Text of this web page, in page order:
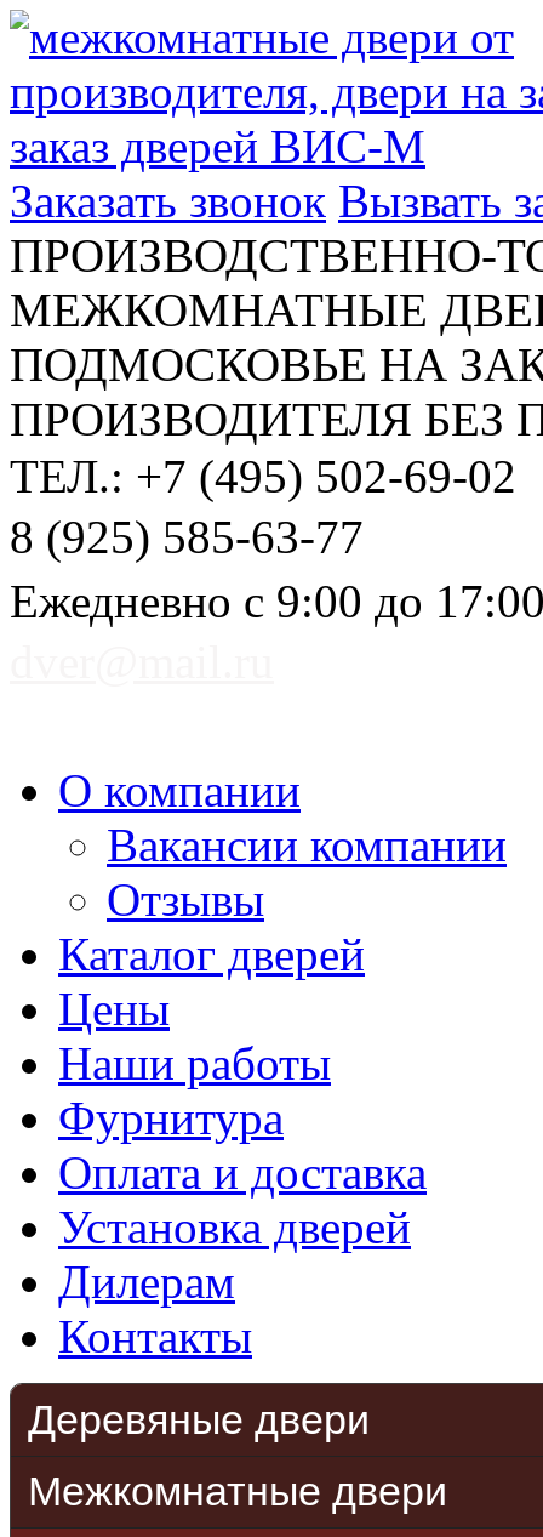
Заказать звонок Вызвать
ПРОИЗВОДСТВЕННО-
МЕЖКОМНАТНЫЕ
ПОДМОСКОВЬЕ НА
ПРОИЗВОДИТЕЛЯ БЕЗ
ТЕЛ.: +7 (495) 502-69-02
8 (925) 585-63-77
Ежедневно с 9:00 до
О компании
Вакансии компании
Отзывы
Каталог дверей
Цены
Наши работы
Фурнитура
Оплата и доставка
Установка дверей
Дилерам
Контакты
Деревяные двери
Межкомнатные двери